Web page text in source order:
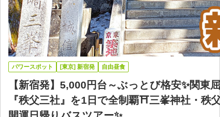
パワースポット [東京] 新宿発 自由昼食
【新宿発】5,000円台～ぶっとび格安✨関東
『秩父三社』を1日で全制覇⛩三峯神社・秩